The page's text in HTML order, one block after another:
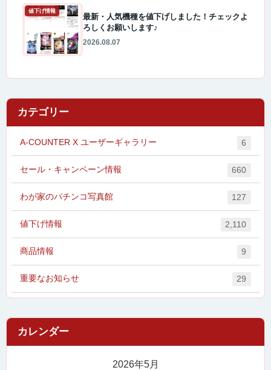
値下げ情報
最新・人気機種を値下げしました！チェックよ
ろしくお願いします♪
2026.08.07
カテゴリー
A-COUNTER X ユーザーギャラリー 6
セール・キャンペーン情報 660
わが家のパチンコ写真館 127
値下げ情報 2,110
商品情報 9
重要なお知らせ 29
2026年5月